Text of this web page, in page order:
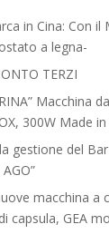
in Cina: Con il
a legna-
TERZI
Macchina
300W Made
gestione del
macchina a
capsula, GEA